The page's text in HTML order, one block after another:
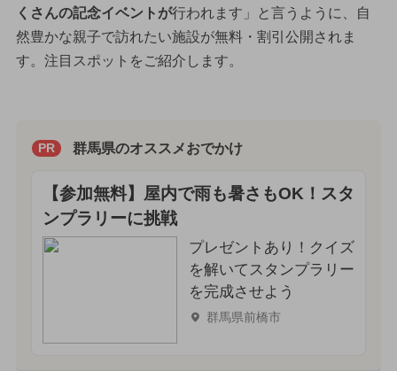
くさんの記念イベントが行われます」と言うように、自
然豊かな親子で訪れたい施設が無料・割引公開されま
す。注目スポットをご紹介します。
PR 群馬県のオススメおでかけ
【参加無料】屋内で雨も暑さもOK！スタ
ンプラリーに挑戦
プレゼントあり！クイズ
を解いてスタンプラリー
を完成させよう
群馬県前橋市